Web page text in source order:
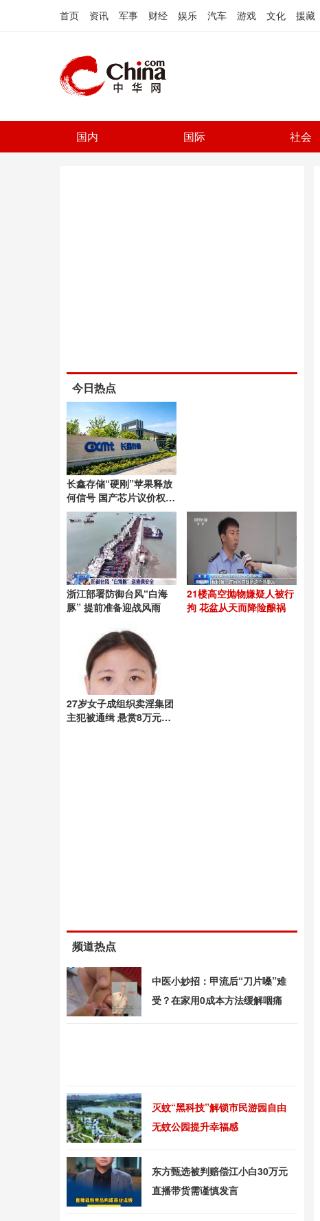
首页 资讯 军事 财经 娱乐 汽车 游戏 文化 援藏
国内 国际 社会
今日热点
长鑫存储“硬刚”苹果释放
何信号 国产芯片议价权崛
起
浙江部署防御台风“白海
豚” 提前准备迎战风雨
21楼高空抛物嫌疑人被行
拘 花盆从天而降险酿祸
27岁女子成组织卖淫集团
主犯被通缉 悬赏8万元捉
频道热点
中医小妙招：甲流后“刀片嗓”难
受？在家用0成本方法缓解咽痛
灭蚊“黑科技”解锁市民游园自由
无蚊公园提升幸福感
东方甄选被判赔偿江小白30万元
直播带货需谨慎发言